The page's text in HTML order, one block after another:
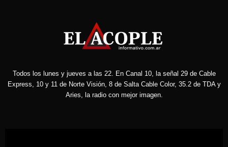
Todos los lunes y jueves a las 22. En Canal 10, la señal 29 de Cable
Express, 10 y 11 de Norte Visión, 8 de Salta Cable Color, 35.2 de TDA y
Aries, la radio con mejor imagen.